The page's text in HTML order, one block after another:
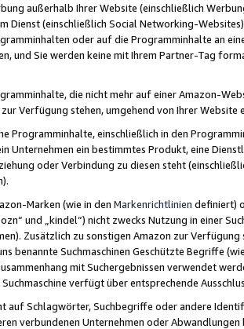
außerhalb Ihrer Website (einschließlich
Dienst (einschließlich Social Networking-
oder auf die Programminhalte an
und Sie werden keine mit Ihrem Partner-Tag
die nicht mehr auf einer Amazon-
Verfügung stehen, umgehend von Ihrer
Programminhalte, einschließlich in den
Unternehmen ein bestimmtes Produkt, eine
oder Verbindung zu diesen steht
Marken (wie in den Markenrichtlinien definiert)
und „kindel“) nicht zwecks Nutzung in einer
Zusätzlich zu sonstigen Amazon zur
benannte Suchmaschinen Geschützte Begriffe
mit Suchergebnissen verwendet
verfügt über entsprechende
auf Schlagwörter, Suchbegriffe oder andere
verbundenen Unternehmen oder